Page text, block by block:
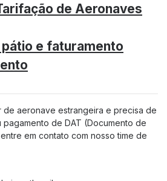
de Aeronaves
e faturamento
aeronave estrangeira e precisa de
pagamento de DAT (Documento de
em contato com nosso time de